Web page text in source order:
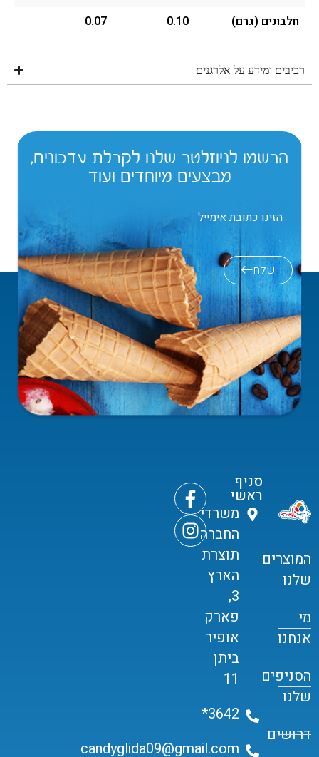
חלבונים (גרם)
0.10
0.07
רכיבים ומידע על אלרגנים
הרשמו לניוזלטר שלנו לקבלת עדכונים,
מבצעים מיוחדים ועוד
שלח
המוצרים
שלנו
מי
אנחנו
הסניפים
שלנו
דרושים
סניף
ראשי
משרדי
החברה
תוצרת
הארץ
3,
פארק
אופיר
ביתן
11
3642*
candyglida09@gmail.com